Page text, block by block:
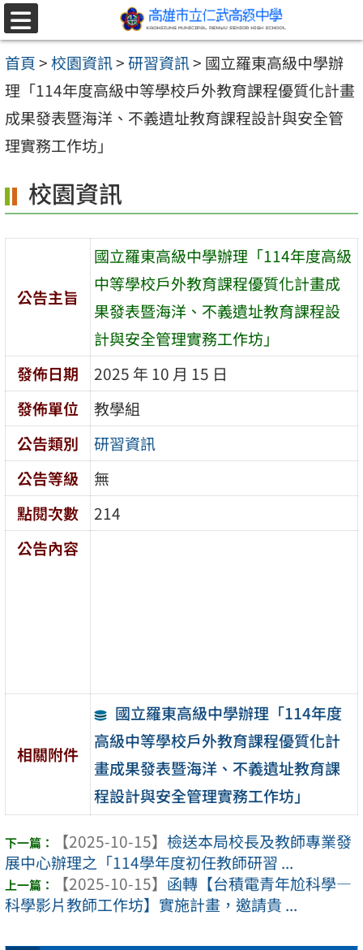
跳至主要內容區
選
單
首頁>校園資訊>研習資訊> 國立羅東高級中學辦
理「114年度高級中等學校戶外教育課程優質化計畫
成果發表暨海洋、不義遺址教育課程設計與安全管
理實務工作坊」
校園資訊
公告主旨
國立羅東高級中學辦理「114年度高級
中等學校戶外教育課程優質化計畫成
果發表暨海洋、不義遺址教育課程設
計與安全管理實務工作坊」
發佈日期
2025 年 10 月 15 日
發佈單位
教學組
公告類別
研習資訊
公告等級
無
點閱次數
214
公告內容
相關附件
國立羅東高級中學辦理「114年度
高級中等學校戶外教育課程優質化計
畫成果發表暨海洋、不義遺址教育課
程設計與安全管理實務工作坊」
【2025-10-15】 檢送本局校長及教師專業發
展中心辦理之「114學年度初任教師研習 ...
【2025-10-15】 函轉【台積電青年尬科學—
科學影片教師工作坊】實施計畫，邀請貴 ...